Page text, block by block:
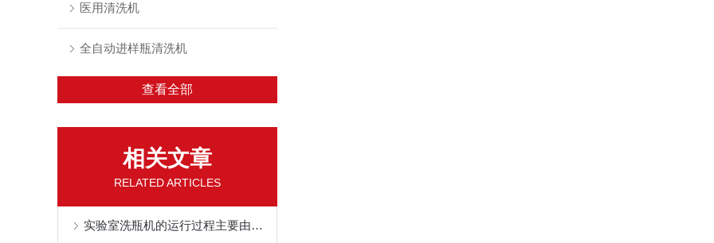
医用清洗机
全自动进样瓶清洗机
查看全部
相关文章
RELATED ARTICLES
实验室洗瓶机的运行过程主要由三大系统组成